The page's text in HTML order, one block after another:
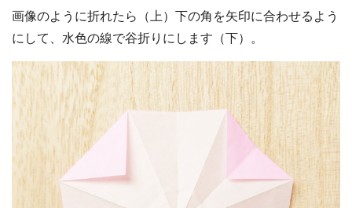
画像のように折れたら（上）下の角を矢印に合わせるよう
にして、水色の線で谷折りにします（下）。